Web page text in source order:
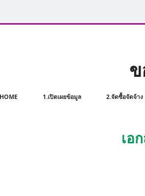
ข
HOME 1.เปิดเผยข้อมูล 2.จัดซื้อจัดจ้าง
เอ